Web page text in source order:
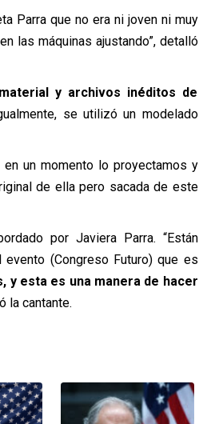
Parra que no era ni joven ni muy
las máquinas ajustando”, detalló
y archivos inéditos de
se utilizó un modelado
un momento lo proyectamos y
de ella pero sacada de este
por Javiera Parra. “Están
(Congreso Futuro) que es
y esta es una manera de hacer
la cantante.